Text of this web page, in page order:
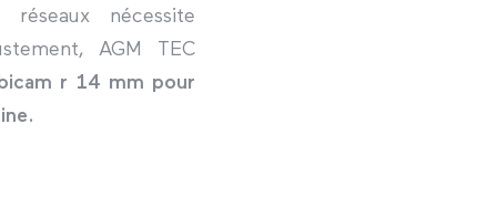
nécessite
AGM TEC
r 14 mm pour